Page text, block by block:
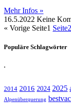
Mehr Infos »
16.5.2022 Keine
« Vorige Seite1 Seite2
Populäre Schlagwörter
.
2014 2016 2024 2025
Alpenüberquerung